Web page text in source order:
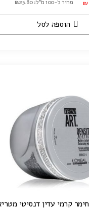
₪ מחיר ל-100 מ"ל: ₪25.80
הוספה לסל